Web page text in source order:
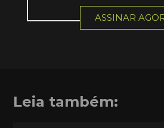
ASSINAR
Leia também: